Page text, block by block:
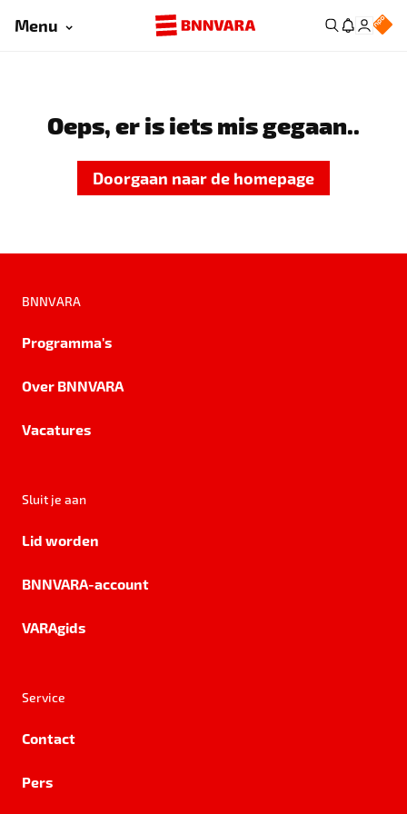
Menu
Oeps, er is iets mis gegaan..
Doorgaan naar de homepage
BNNVARA
Programma's
Over BNNVARA
Vacatures
Sluit je aan
Lid worden
BNNVARA-account
VARAgids
Service
Contact
Pers